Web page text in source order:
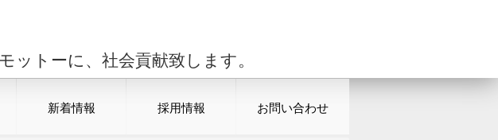
ットーに、社会貢献致します。
新着情報 採用情報 お問い合わせ